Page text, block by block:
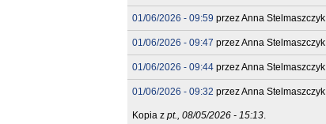
01/06/2026 - 09:59 przezAnna Stelmaszczyk
01/06/2026 - 09:47 przezAnna Stelmaszczyk
01/06/2026 - 09:44przezAnna Stelmaszczyk
01/06/2026 - 09:32 przezAnna Stelmaszczyk
Kopia z pt., 08/05/2026 - 15:13.